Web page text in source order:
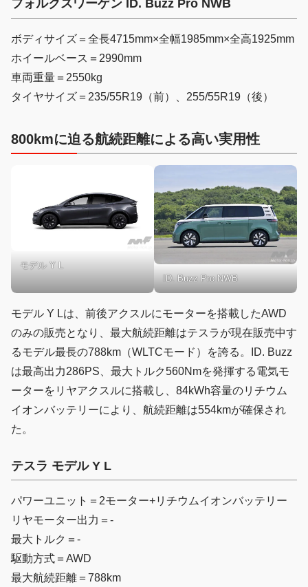
フォルクスワーゲン ID. Buzz Pro NWB
ボディサイズ＝全長4715mm×全幅1985mm×全高1925mm
ホイールベース＝2990mm
車両重量＝2550kg
タイヤサイズ＝235/55R19（前）、255/55R19（後）
800kmに迫る航続距離による高い実用性
モデル Y L
ID. Buzz Pro NWB
モデル Y Lは、前後アクスルにモーターを搭載したAWD
のみの販売となり、最大航続距離はテスラが現在販売中す
るモデル最長の788km（WLTCモード）を誇る。ID. Buzz
は最高出力286PS、最大トルク560Nmを発揮する電気モ
ーターをリヤアクスルに搭載し、84kWh容量のリチウム
イオンバッテリーにより、航続距離は554kmが確保され
た。
テスラ モデル Y L
パワーユニット＝2モーター+リチウムイオンバッテリー
リヤモーター出力＝-
最大トルク＝-
駆動方式＝AWD
最大航続距離＝788km